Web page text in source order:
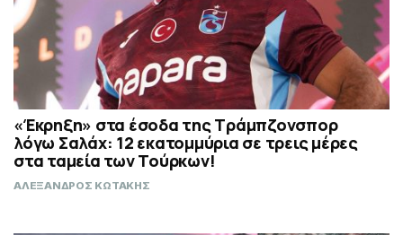
«Έκρηξη» στα έσοδα της Τράμπζονσπορ
λόγω Σαλάχ: 12 εκατομμύρια σε τρεις μέρες
στα ταμεία των Τούρκων!
ΑΛΕΞΑΝΔΡΟΣ ΚΩΤΑΚΗΣ